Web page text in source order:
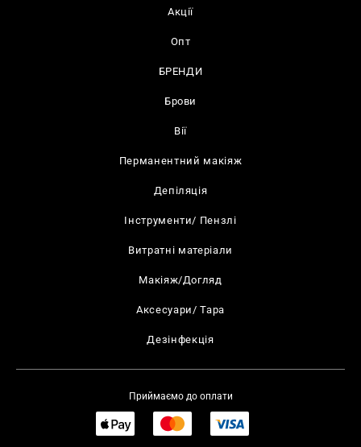
Акції
Опт
БРЕНДИ
Брови
Вії
Перманентний макіяж
Депіляція
Інструменти/ Пензлі
Витратні матеріали
Макіяж/Догляд
Аксесуари/ Тара
Дезінфекція
Приймаємо до оплати